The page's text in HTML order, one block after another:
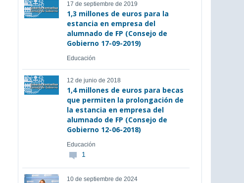
17 de septiembre de 2019
1,3 millones de euros para la
estancia en empresa del
alumnado de FP (Consejo de
Gobierno 17-09-2019)
Educación
12 de junio de 2018
1,4 millones de euros para becas
que permiten la prolongación de
la estancia en empresa del
alumnado de FP (Consejo de
Gobierno 12-06-2018)
Educación
1
10 de septiembre de 2024